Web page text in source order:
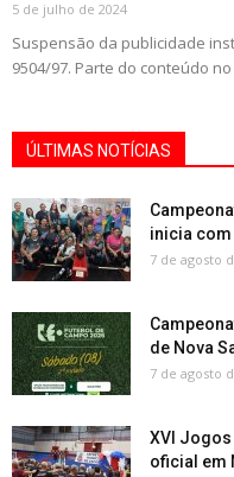
5 de julho de 2024
Suspensão da publicidade
9504/97. Parte do conteúdo
ÚLTIMAS NOTÍCIAS
inicia com
7 de agosto
de Nova
7 de agosto
XVI
oficial em